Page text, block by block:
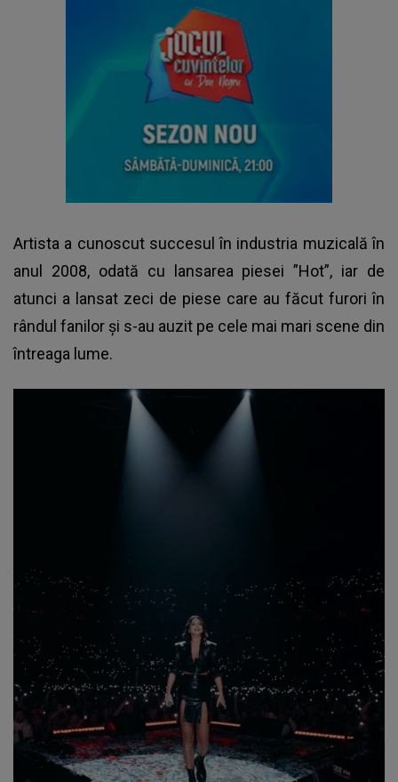
Artista a cunoscut succesul în industria muzicală în
anul 2008, odată cu lansarea piesei ”Hot”, iar de
atunci a lansat zeci de piese care au făcut furori în
rândul fanilor și s-au auzit pe cele mai mari scene din
întreaga lume.